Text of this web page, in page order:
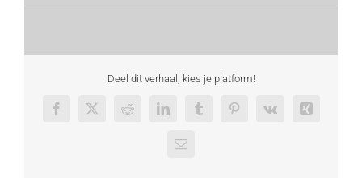
Deel dit verhaal, kies je platform!
Facebook
X RedditLinkedInTumblrPinterest
Vk Xing
E-